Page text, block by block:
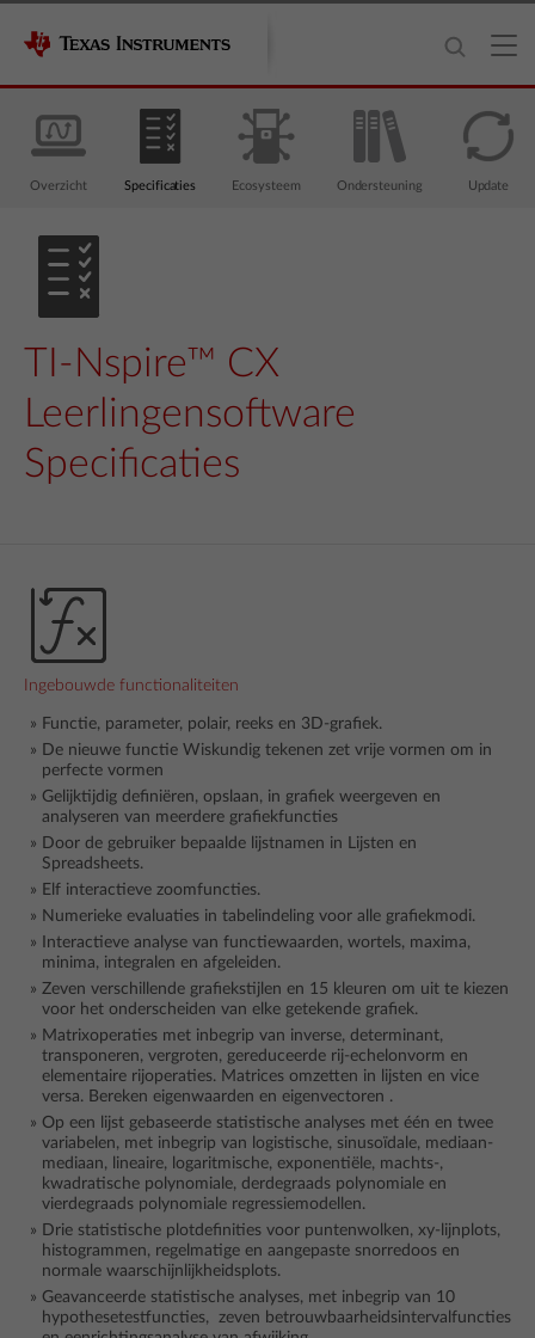
Overzicht Specificaties Ecosysteem Ondersteuning Update
TI-Nspire™ CX
Leerlingensoftware
Specificaties
Ingebouwde functionaliteiten
Functie, parameter, polair, reeks en 3D-grafiek.
De nieuwe functie Wiskundig tekenen zet vrije vormen om in
perfecte vormen
Gelijktijdig definiëren, opslaan, in grafiek weergeven en
analyseren van meerdere grafiekfuncties
Door de gebruiker bepaalde lijstnamen in Lijsten en
Spreadsheets.
Elf interactieve zoomfuncties.
Numerieke evaluaties in tabelindeling voor alle grafiekmodi.
Interactieve analyse van functiewaarden, wortels, maxima,
minima, integralen en afgeleiden.
Zeven verschillende grafiekstijlen en 15 kleuren om uit te kiezen
voor het onderscheiden van elke getekende grafiek.
Matrixoperaties met inbegrip van inverse, determinant,
transponeren, vergroten, gereduceerde rij-echelonvorm en
elementaire rijoperaties. Matrices omzetten in lijsten en vice
versa. Bereken eigenwaarden en eigenvectoren .
Op een lijst gebaseerde statistische analyses met één en twee
variabelen, met inbegrip van logistische, sinusoïdale, mediaan-
mediaan, lineaire, logaritmische, exponentiële, machts-,
kwadratische polynomiale, derdegraads polynomiale en
vierdegraads polynomiale regressiemodellen.
Drie statistische plotdefinities voor puntenwolken, xy-lijnplots,
histogrammen, regelmatige en aangepaste snorredoos en
normale waarschijnlijkheidsplots.
Geavanceerde statistische analyses, met inbegrip van 10
hypothesetestfuncties, zeven betrouwbaarheidsintervalfuncties